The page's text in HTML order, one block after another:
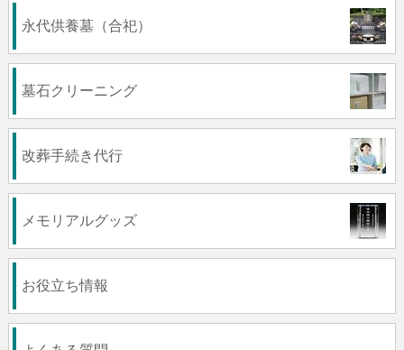
永代供養墓（合祀）
墓石クリーニング
改葬手続き代行
メモリアルグッズ
お役立ち情報